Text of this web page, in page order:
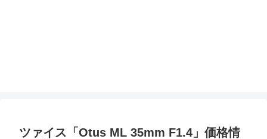
ツァイス「Otus ML 35mm F1.4」価格情